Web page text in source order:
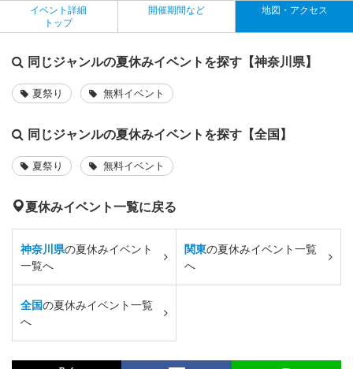
イベント詳細
トップ
開催期間など 地図・アクセス
同じジャンルの夏休みイベントを探す【神奈川県】
夏祭り 無料イベント
同じジャンルの夏休みイベントを探す【全国】
夏祭り 無料イベント
夏休みイベント一覧に戻る
神奈川県の夏休みイベント
一覧へ
関東の夏休みイベント一覧
へ
全国の夏休みイベント一覧
へ